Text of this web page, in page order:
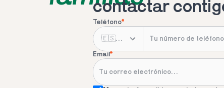
contactar
Teléfono*
Email*